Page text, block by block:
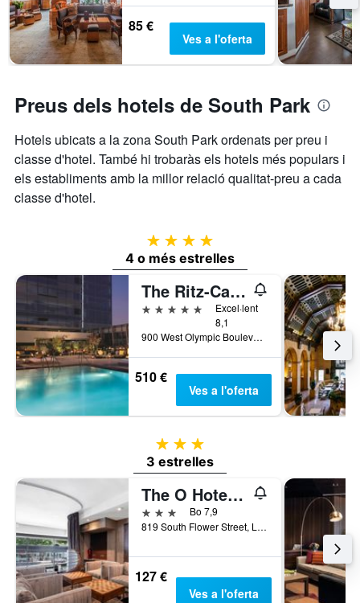
85 €
Ves a l'oferta
Preus dels hotels de South Park
Hotels ubicats a la zona South Park ordenats per preu i
classe d'hotel. També hi trobaràs els hotels més populars i
els establiments amb la millor relació qualitat-preu a cada
classe d'hotel.
4 estrelles
4 o més estrelles
The Ritz-Carlton Los Angeles
5 estrelles
Excel·lent
8,1
900 West Olympic Boulevard, Los Angeles, CA, Estats Units
510 €
Ves a l'oferta
3 estrelles
3 estrelles
The O Hotel, Trademark Collection by Wyndham
3 estrellesBo 7,9
819 South Flower Street, Los Angeles, CA, Estats Units
127 €
Ves a l'oferta